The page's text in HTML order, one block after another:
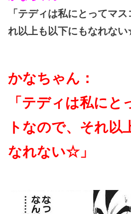
「テディは私にとってマ
れ以上も以下にもなれない
かなちゃん：
「テディは私にと
トなので、それ以
なれない☆」